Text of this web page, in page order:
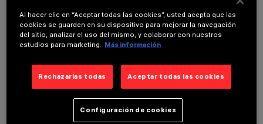
DATOS TÉCNICOS
ÚLTIMA ACTUALIZACIÓN: 06/08/2026
Al hacer clic en “Aceptar todas las cookies”, usted acepta que las
cookies se guarden en su dispositivo para mejorar la navegación
del sitio, analizar el uso del mismo, y colaborar con nuestros
estudios para marketing. Más información
Rechazarlas todas Aceptar todas las cookies
Configuración de cookies